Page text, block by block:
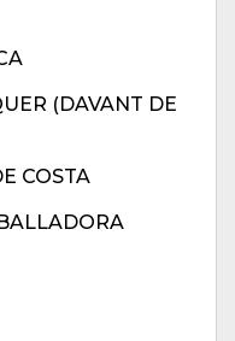
(DAVANT DE
COSTA